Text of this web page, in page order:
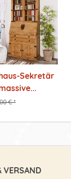
Sekretär
€ *
VERSAND